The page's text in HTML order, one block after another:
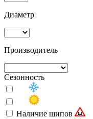
Диаметр
Производитель
Сезонность
Наличие шипов